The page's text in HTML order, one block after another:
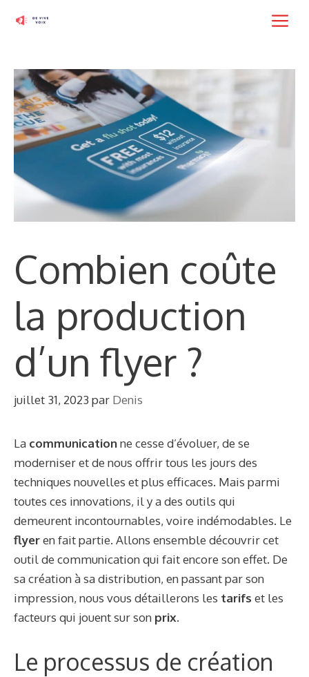
Combien coûte
la production
d’un flyer ?
juillet 31, 2023 par Denis
La communicationne cesse d’évoluer, de se
moderniser et de nous offrir tous les jours des
techniques nouvelles et plus efficaces. Mais parmi
toutes ces innovations, il y a des outils qui
demeurent incontournables, voire indémodables. Le
flyeren fait partie. Allons ensemble découvrir cet
outil de communication qui fait encore son effet. De
sa création à sa distribution, en passant par son
impression, nous vous détaillerons les tarifs et les
facteurs qui jouent sur son prix.
Le processus de création